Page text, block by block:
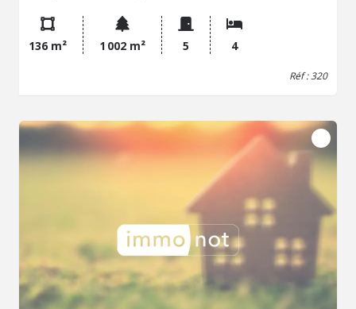
composée au rez de chaussée d'une entrée, d'un séjour
spacieux et ensoleillé d'environ 55 m2, d'une cuisine
équipée, d'une véranda, à l'étage elle comporte 4
chambres, une salle de bains et une salle d'eau. Elle est
terrasse et le jardin, un double garage avec atelier. Son
état est impeccable. Régulièrement améliorée depuis son
édification, elle est parfaitement entretenue. La valeur de
la nue propriété est calculée sur une tête (homme né en
1938) et aucune rente n'est demandée.
136 m² 1 002 m² 5 4
Réf : 320